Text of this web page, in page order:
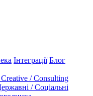
Інтеграції Блог
/ Consulting
/ Соціальні